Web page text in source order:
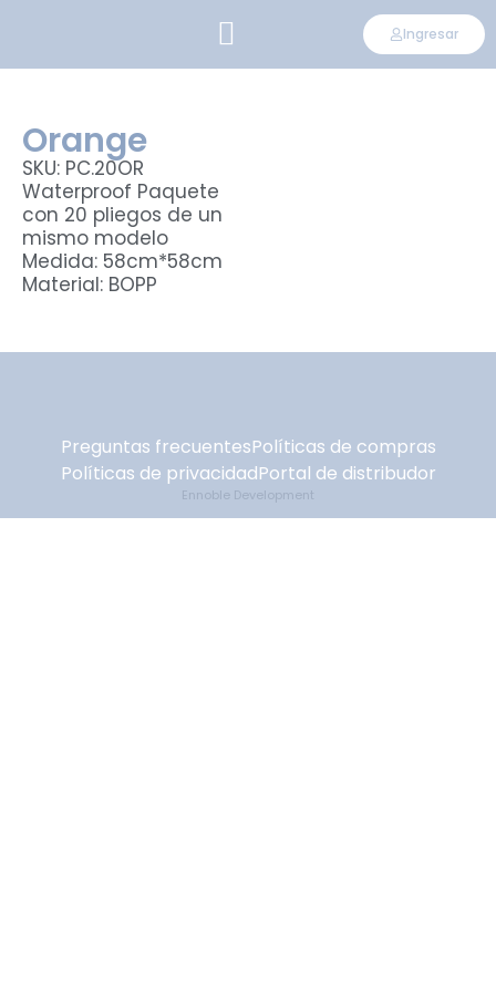
Ingresar
Orange
SKU: PC.20OR
Waterproof Paquete
con 20 pliegos de un
mismo modelo
Medida: 58cm*58cm
Material: BOPP
Preguntas frecuentesPolíticas de compras
Políticas de privacidadPortal de distribudor
Ennoble Development